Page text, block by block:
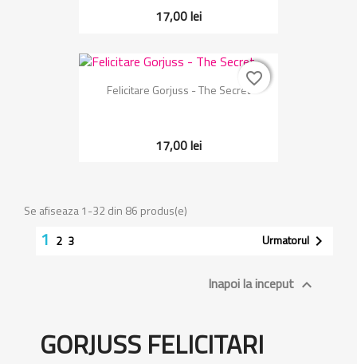
17,00 lei
Felicitare Gorjuss - The Secret
17,00 lei
favorite_border
favorite_border
Se afiseaza 1-32 din 86 produs(e)
1 2 3 Urmatorul 
Inapoi la inceput 
GORJUSS FELICITARI